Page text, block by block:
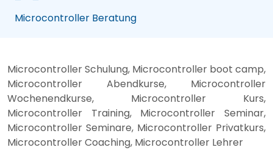
Microcontroller Beratung
Microcontroller Schulung, Microcontroller boot camp,
Microcontroller Abendkurse, Microcontroller
Wochenendkurse, Microcontroller Kurs,
Microcontroller Training, Microcontroller Seminar,
Microcontroller Seminare, Microcontroller Privatkurs,
Microcontroller Coaching, Microcontroller Lehrer